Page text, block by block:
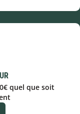
quel que soit